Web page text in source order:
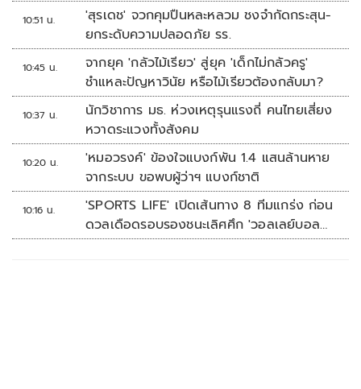
10:51 น.
'สุรเดช' จวกคุมปืนหละหลวม ชงจำกัดกระสุน-
ยกระดับความปลอดภัย รร.
10:45 น.
จากยุค 'กลัวไม้เรียว' สู่ยุค 'เด็กไม่กลัวครู'
ชำแหละปัญหาวินัย หรือไม้เรียวต้องกลับมา?
10:37 น.
นักวิชาการ มธ. ห่วงเหตุรุนแรงถี่ คนไทยเสี่ยง
หวาดระแวงทั้งสังคม
10:20 น.
'หมอวรงค์' ข้องใจแบงก์พัน 1.4 แสนล้านหาย
จากระบบ ขอพบผู้ว่าฯ แบงก์ชาติ
10:16 น.
'SPORTS LIFE' เปิดเส้นทาง 8 ทีมแกร่ง ก่อน
ดวลเดือดรอบรองชนะเลิศศึก 'วอลเลย์บอล
นักเรียน แชมป์กีฬา 7HD 2026'